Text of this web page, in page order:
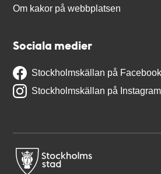
Om kakor på webbplatsen
Sociala medier
Stockholmskällan på Facebook
Stockholmskällan på Instagram